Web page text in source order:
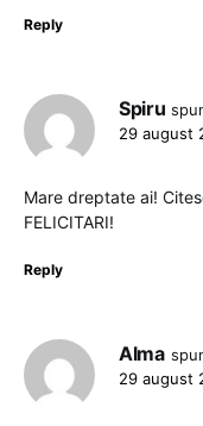
Reply
Spiru
29 august
Mare dreptate ai!
FELICITARI!
Reply
Alma
29 august